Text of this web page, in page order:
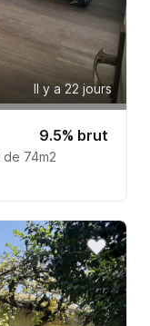
Il y a 22 jours
9.5% brut
74m2